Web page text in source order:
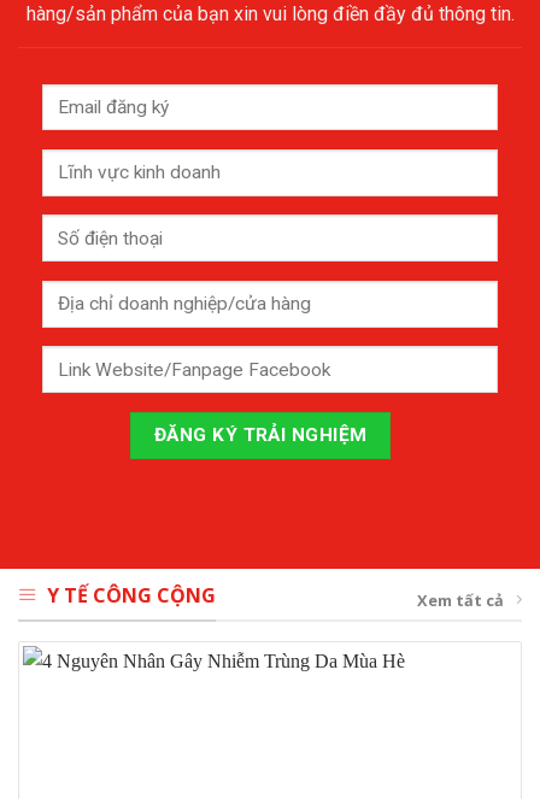
hàng/sản phẩm của bạn xin vui lòng điền đầy đủ thông tin.
Y TẾ CÔNG CỘNG Xem tất cả